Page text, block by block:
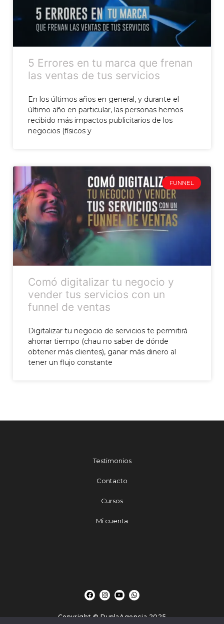
5 Errores en tu marca que frenan
las ventas de tus servicios
En los últimos años en general, y durante el
último año en particular, las personas hemos
recibido más impactos publicitarios de los
negocios (físicos y
FUNNEL
Comó digitalizar tu negocio y
vender tus servicios con un
funnel de ventas
Digitalizar tu negocio de servicios te permitirá
ahorrar tiempo (chau no saber de dónde
obtener más clientes), ganar más dinero al
tener un flujo constante
Testimonios
Contacto
Cursos
Mi cuenta
Copyright © DuplaAgencia 2025